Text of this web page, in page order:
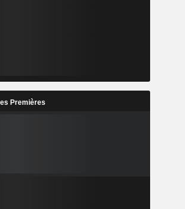
Premières